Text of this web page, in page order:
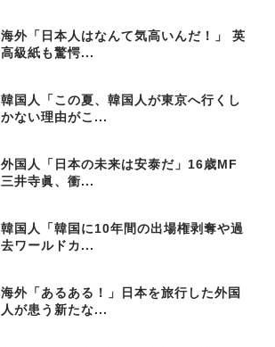
海外「日本人はなんて気高いんだ！」 英
高級紙も驚愕...
韓国人「この夏、韓国人が東京へ行くし
かない理由がこ...
外国人「日本の未来は安泰だ」16歳MF
三井寺眞、衝...
韓国人「韓国に10年間の出場権剥奪や過
去ワールドカ...
海外「あるある！」日本を旅行した外国
人が患う新たな...